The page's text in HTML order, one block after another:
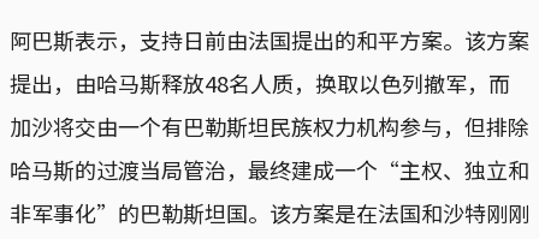
阿巴斯表示，支持日前由法国提出的和平方案。该方案
提出，由哈马斯释放48名人质，换取以色列撤军，而
加沙将交由一个有巴勒斯坦民族权力机构参与，但排除
哈马斯的过渡当局管治，最终建成一个“主权、独立和
非军事化”的巴勒斯坦国。该方案是在法国和沙特刚刚